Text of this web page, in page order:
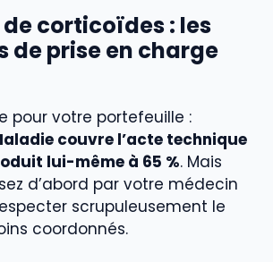
corticoïdes : les
de prise en charge
pour votre portefeuille :
couvre l’acte technique
lui-même à 65 %. Mais
d’abord par votre médecin
scrupuleusement le
coordonnés.